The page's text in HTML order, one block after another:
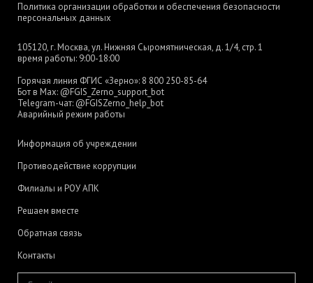
Политика организации обработки и обеспечения безопасности
персональных данных
105120, г. Москва, ул. Нижняя Сыромятническая, д. 1/4, стр. 1
время работы: 9:00-18:00
Горячая линия ФГИС «Зерно»: 8 800 250-85-64
Бот в Max: @FGIS_Zerno_support_bot
Telegram-чат: @FGISZerno_help_bot
Аварийный режим работы
Информация об учреждении
Противодействие коррупции
Филиалы и РОУ АПК
Решаем вместе
Обратная связь
Контакты